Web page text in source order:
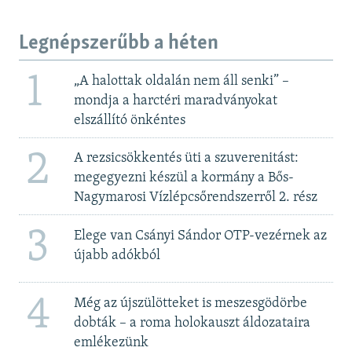
Legnépszerűbb a héten
1
„A halottak oldalán nem áll senki” –
mondja a harctéri maradványokat
elszállító önkéntes
2
A rezsicsökkentés üti a szuverenitást:
megegyezni készül a kormány a Bős-
Nagymarosi Vízlépcsőrendszerről 2. rész
3
Elege van Csányi Sándor OTP-vezérnek az
újabb adókból
4
Még az újszülötteket is meszesgödörbe
dobták – a roma holokauszt áldozataira
emlékezünk